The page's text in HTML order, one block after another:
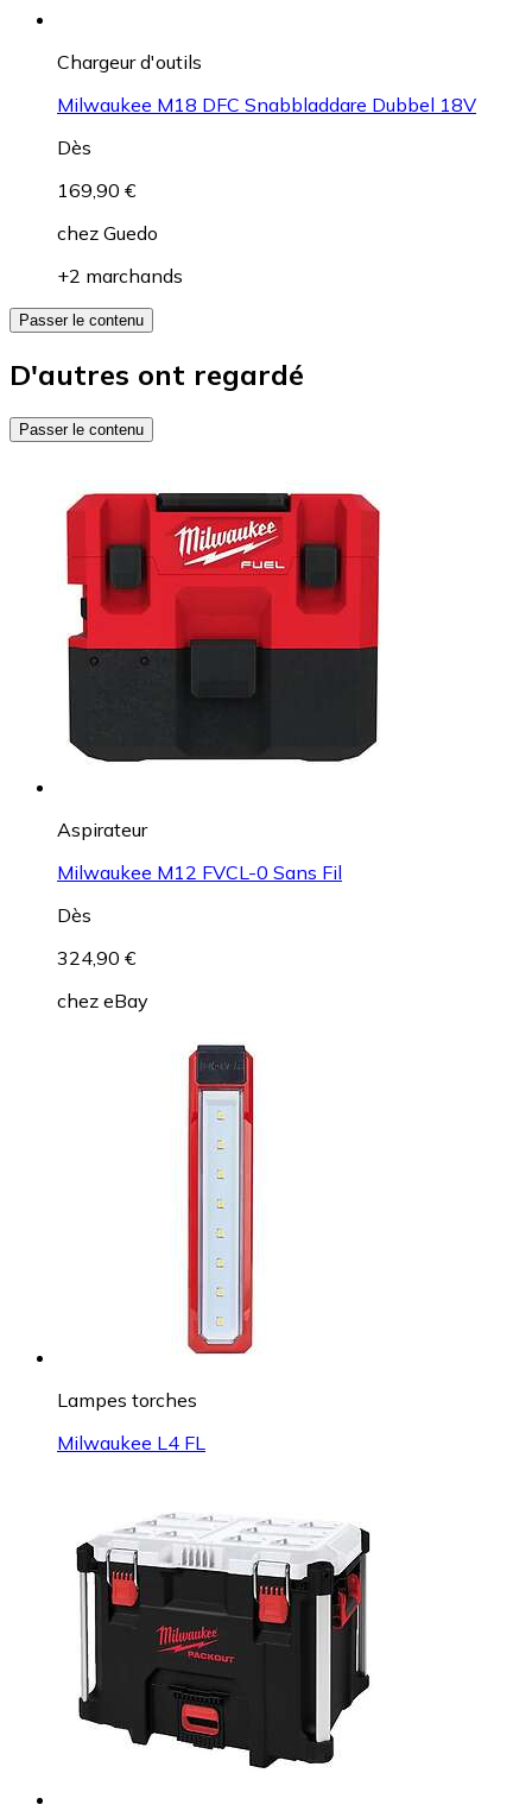
Chargeur d'outils
Milwaukee M18 DFC Snabbladdare Dubbel 18V
Dès
169,90 €
chez Guedo
+2 marchands
Passer le contenu
D'autres ont regardé
Passer le contenu
Aspirateur
Milwaukee M12 FVCL-0 Sans Fil
Dès
324,90 €
chez eBay
Lampes torches
Milwaukee L4 FL